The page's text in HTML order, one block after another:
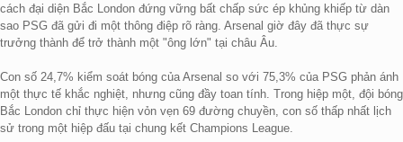
cách đại diện Bắc London đứng vững bất chấp sức ép khủng khiếp từ dàn
sao PSG đã gửi đi một thông điệp rõ ràng. Arsenal giờ đây đã thực sự
trưởng thành để trở thành một "ông lớn" tại châu Âu.
Con số 24,7% kiểm soát bóng của Arsenal so với 75,3% của PSG phản ánh
một thực tế khắc nghiệt, nhưng cũng đầy toan tính. Trong hiệp một, đội bóng
Bắc London chỉ thực hiện vỏn vẹn 69 đường chuyền, con số thấp nhất lịch
sử trong một hiệp đấu tại chung kết Champions League.